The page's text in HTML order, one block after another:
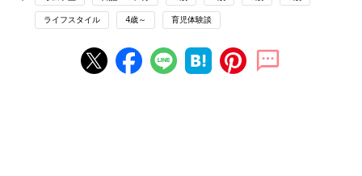
ライフスタイル 4歳～ 育児体験談